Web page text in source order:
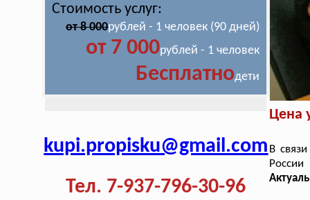
Стоимость услуг:
от 8 000рублей - 1 человек (90 дней)
от 7 000рублей - 1 человек
Бесплатнодети
kupi.propisku@gmail.com
Тел. 7-937-796-30-96
Цена
В